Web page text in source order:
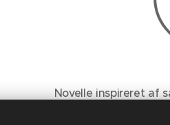
Novelle inspireret af